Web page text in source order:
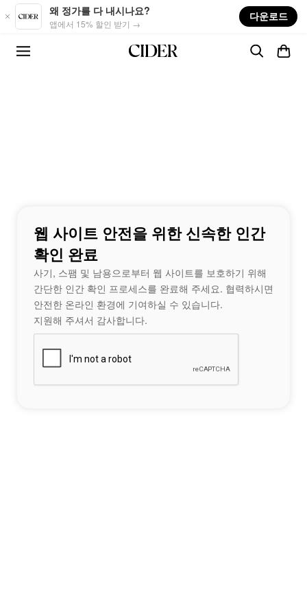
Skip to main content
왜 정가를 다 내시나요?
앱에서 15% 할인 받기 →
다운로드
웹 사이트 안전을 위한 신속한 인간
확인 완료
사기, 스팸 및 남용으로부터 웹 사이트를 보호하기 위해
간단한 인간 확인 프로세스를 완료해 주세요. 협력하시면
안전한 온라인 환경에 기여하실 수 있습니다.
지원해 주셔서 감사합니다.